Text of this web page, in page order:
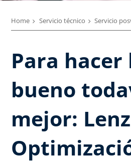
Home Servicio técnico Servicio
Para hacer
bueno
mejor: